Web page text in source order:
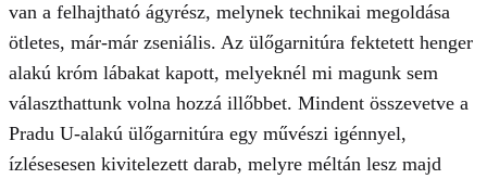
van a felhajtható ágyrész, melynek technikai megoldása
ötletes, már-már zseniális. Az ülőgarnitúra fektetett henger
alakú króm lábakat kapott, melyeknél mi magunk sem
választhattunk volna hozzá illőbbet. Mindent összevetve a
Pradu U-alakú ülőgarnitúra egy művészi igénnyel,
ízlésesesen kivitelezett darab, melyre méltán lesz majd